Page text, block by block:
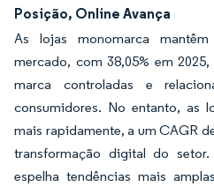
Posição, Online Avança
As lojas monomarca
mercado, com 38,05% em
marca controladas e
consumidores. No entanto, as
mais rapidamente, a um CAGR
transformação digital do
espelha tendências mais